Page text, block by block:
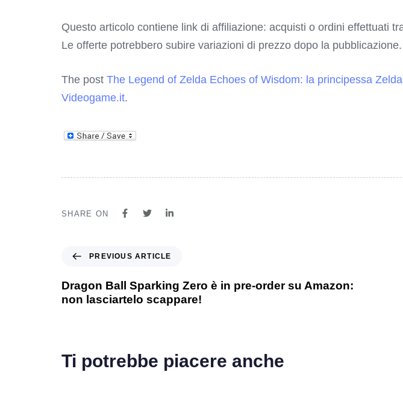
Questo articolo contiene link di affiliazione: acquisti o ordini effettuati
Le offerte potrebbero subire variazioni di prezzo dopo la pubblicazione.
The post The Legend of Zelda Echoes of Wisdom: la principessa
Videogame.it.
SHARE ON
PREVIOUS ARTICLE
Dragon Ball Sparking Zero è in pre-order su Amazon:
non lasciartelo scappare!
Ti potrebbe piacere anche